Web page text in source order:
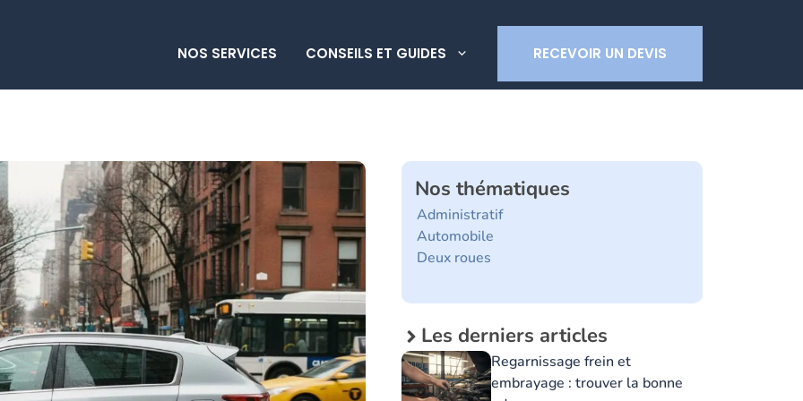
NOS SERVICES CONSEILS ET GUIDES RECEVOIR UN DEVIS
Nos thématiques
Administratif
Automobile
Deux roues
Les derniers articles
Regarnissage frein et
embrayage : trouver la bonne